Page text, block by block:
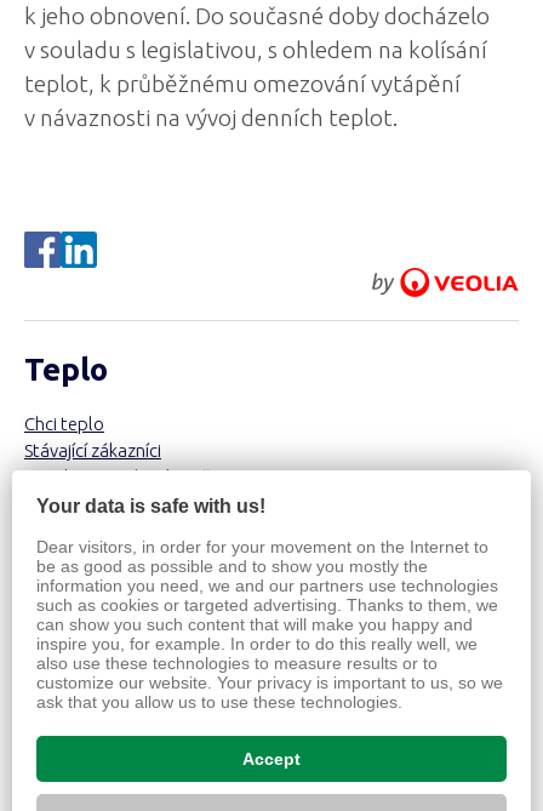
k jeho obnovení. Do současné doby docházelo
v souladu s legislativou, s ohledem na kolísání
teplot, k průběžnému omezování vytápění
v návaznosti na vývoj denních teplot.
Teplo
Chci teplo
Stávající zákazníci
Projektanti a developeři
O výrobě a distribuci
O nás
O společnosti
Investor Relations
Majetek a zakázky
Dceřiné společnosti
Ochrana osobních údajů (GDPR)
Your data is safe with us!
Dear visitors, in order for your movement on the Internet to
be as good as possible and to show you mostly the
information you need, we and our partners use technologies
such as cookies or targeted advertising. Thanks to them, we
can show you such content that will make you happy and
inspire you, for example. In order to do this really well, we
also use these technologies to measure results or to
customize our website. Your privacy is important to us, so we
ask that you allow us to use these technologies.
Accept